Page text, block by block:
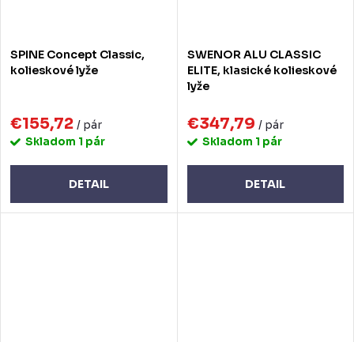
SPINE Concept Classic,
kolieskové lyže
€155,72 / pár
Skladom 1 pár
DETAIL
SWENOR ALU CLASSIC
ELITE, klasické kolieskové
lyže
€347,79 / pár
Skladom 1 pár
DETAIL